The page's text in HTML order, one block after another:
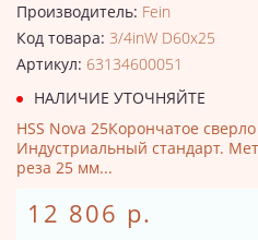
Производитель: Fein
Код товара: 3/4inW D60x25
Артикул: 63134600051
НАЛИЧИЕ УТОЧНЯЙТЕ
HSS Nova 25Корончатое
Индустриальный стандарт.
реза 25 мм...
12 806 р.